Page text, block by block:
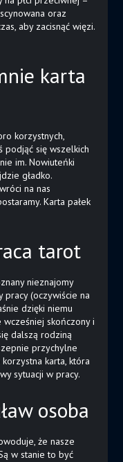
oraz
aby zacisnąć więzi.
karta
korzystnych,
podjąć się wszelkich
im. Nowiuteńki
gładko.
na nas
Karta pałek
tarot
nieznajomy
pracy (oczywiście na
dzięki niemu
skończony i
dalszą rodziną
przychylne
karta, która
sytuacji w pracy.
osoba
że nasze
w stanie to być